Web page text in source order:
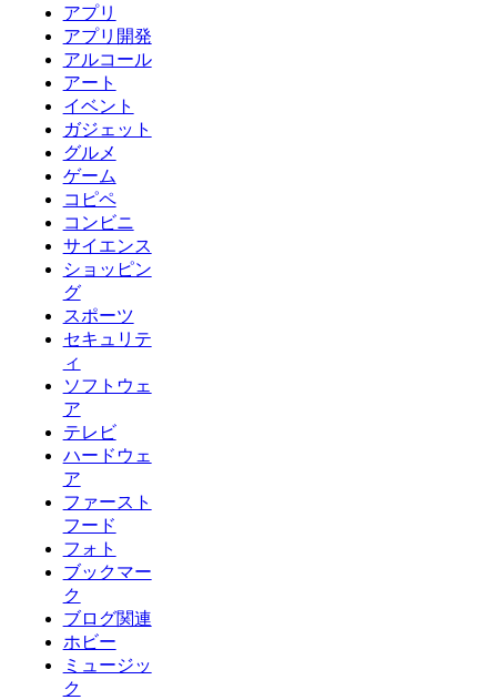
アプリ
アプリ開発
アルコール
アート
イベント
ガジェット
グルメ
ゲーム
コピペ
コンビニ
サイエンス
ショッピン
グ
スポーツ
セキュリテ
ィ
ソフトウェ
ア
テレビ
ハードウェ
ア
ファースト
フード
フォト
ブックマー
ク
ブログ関連
ホビー
ミュージッ
ク